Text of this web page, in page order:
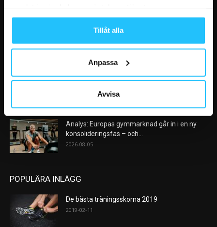
Tillåt alla
Anpassa
Avvisa
VÅRA FAVORITER
Nike satsar på hybridträning när Hyrox formar
2026-08-07
AI kommer aldrig kunna ersätta en frukost
Analys: Europas gymmarknad går in i en ny
konsolideringsfas – och...
2026-08-05
POPULÄRA INLÄGG
De bästa träningsskorna 2019
2019-02-11